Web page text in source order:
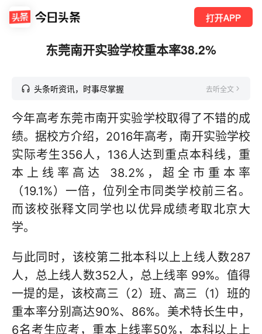
打开APP
东莞南开实验学校重本率38.2%
头条听资讯，时事尽掌握 去听全文
今年高考东莞市南开实验学校取得了不错的成
绩。据校方介绍，2016年高考，南开实验学校
实际考生356人，136人达到重点本科线，重
本上线率高达 38.2%，超全市重本率
（19.1%）一倍，位列全市同类学校前三名。
而该校张释文同学也以优异成绩考取北京大
学。
与此同时，该校第二批本科以上上线人数287
人，总上线人数352人，总上线率 99%。值得
一提的是，该校高三（2）班、高三（1）班的
重本率分别高达90%、86%。美术特长生中，
6名考生应考，重本上线率50%，本科以上上